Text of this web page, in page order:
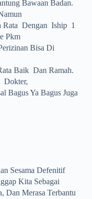
Bawaan Badan.
Dengan Iship 1
Pkm
Bisa Di
Baik Dan Ramah.
Dokter,
Bagus Ya Bagus Juga
Sesama Defenitif
Kita Sebagai
Dan Merasa Terbantu